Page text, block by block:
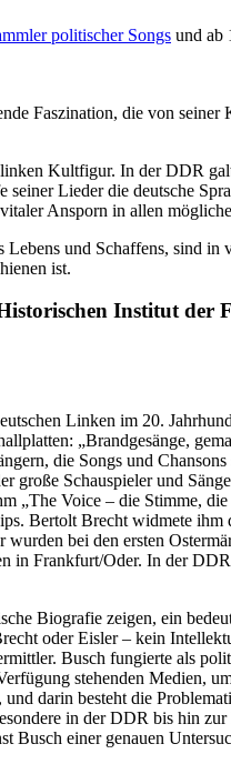
politischer Songs und ab
Faszination, die von seiner
Kultfigur. In der DDR
Lieder die deutsche
Ansporn in allen
und Schaffens, sind
ist.
Institut
Linken im 20.
„Brandgesänge,
die Songs und
Schauspieler und
„The Voice – die Stimme,
Bertolt Brecht widmete
bei den ersten
Frankfurt/Oder. In der
Biografie zeigen, ein
oder Eisler – kein
Busch fungierte als
stehenden Medien,
darin besteht die
in der DDR bis hin
einer genauen